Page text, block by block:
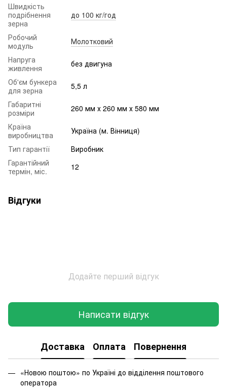
Швидкість
подрібнення
зерна
до 100 кг/год
Робочий
модуль
Молотковий
Напруга
живлення
без двигуна
Об'єм бункера
для зерна
5,5 л
Габаритні
розміри
260 мм х 260 мм х 580 мм
Країна
виробництва
Україна (м. Вінниця)
Тип гарантії
Виробник
Гарантійний
термін, міс.
12
Відгуки
Додайте перший відгук
Написати відгук
Доставка Оплата Повернення
«Новою поштою» по Україні до відділення поштового
оператора